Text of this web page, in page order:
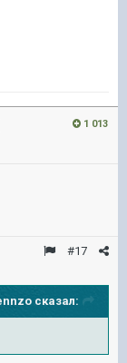
1 013
#17
сказал: